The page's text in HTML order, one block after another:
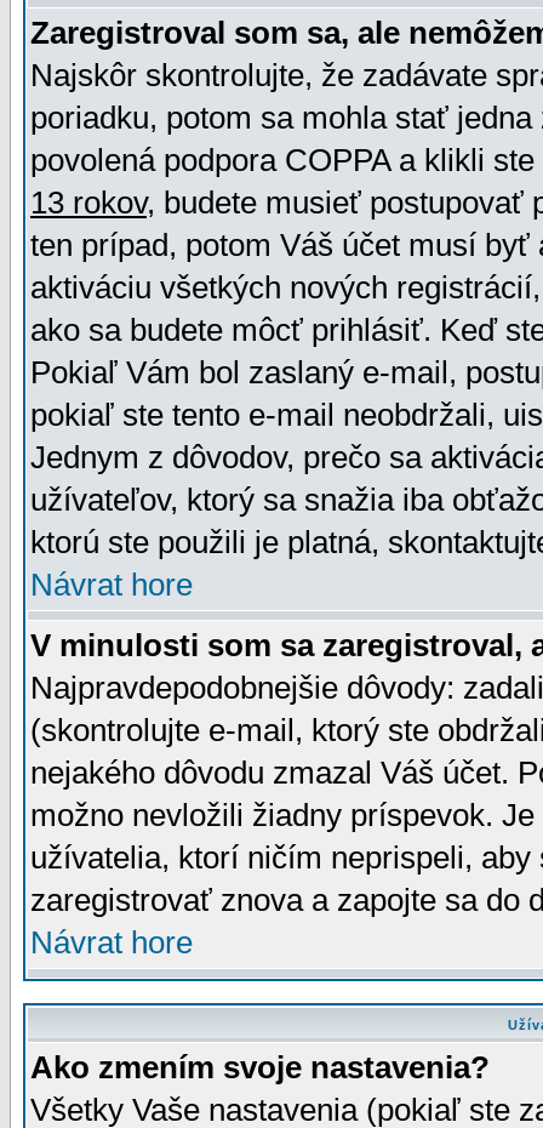
Zaregistroval som sa, ale
Najskôr skontrolujte, že zadávate
poriadku, potom sa mohla stať
povolená podpora COPPA a klikli
13 rokov, budete musieť postupovať
ten prípad, potom Váš účet musí
aktiváciu všetkých nových
ako sa budete môcť prihlásiť. Keď
Pokiaľ Vám bol zaslaný e-mail,
pokiaľ ste tento e-mail neobdržali,
Jednym z dôvodov, prečo sa
užívateľov, ktorý sa snažia iba
ktorú ste použili je platná,
Návrat hore
V minulosti som sa zaregistroval,
Najpravdepodobnejšie dôvody:
(skontrolujte e-mail, ktorý ste
nejakého dôvodu zmazal Váš účet.
možno nevložili žiadny príspevok.
užívatelia, ktorí ničím neprispeli,
zaregistrovať znova a zapojte sa do
Návrat hore
Ako zmením svoje nastavenia?
Všetky Vaše nastavenia (pokiaľ ste